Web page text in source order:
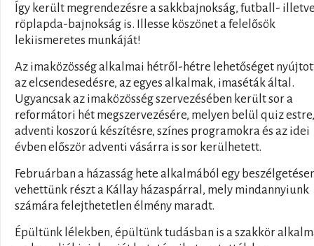
Így került megrendezésre a sakkbajnokság, futball-
röplapda-bajnokság is. Illesse köszönet a felelősök
lekiismeretes munkáját!
Az imaközösség alkalmai hétről-hétre lehetőséget
az elcsendesedésre, az egyes alkalmak, imaséták által.
Ugyancsak az imaközösség szervezésében került sor a
reformátori hét megszervezésére, melyen belül quiz estre,
adventi koszorú készítésre, színes programokra és az idei
évben először adventi vásárra is sor kerülhetett.
Februárban a házasság hete alkalmából egy
vehettünk részt a Kállay házaspárral, mely mindannyiunk
számára felejthetetlen élmény maradt.
Épültünk lélekben, épültünk tudásban is a szakkör